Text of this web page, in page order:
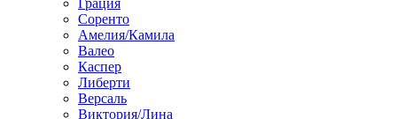
Грация
Соренто
Амелия/Камила
Валео
Каспер
Либерти
Версаль
Виктория/Лина